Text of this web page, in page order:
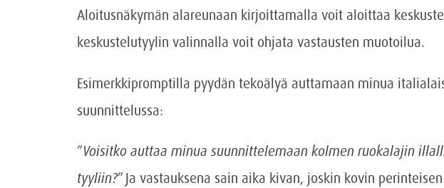
Aloitusnäkymän alareunaan kirjoittamalla voit aloittaa
keskustelutyylin valinnalla voit ohjata vastausten muotoilua.
Esimerkkipromptilla pyydän tekoälyä auttamaan minua
suunnittelussa:
”Voisitko auttaa minua suunnittelemaan kolmen ruokalajin
tyyliin?” Ja vastauksena sain aika kivan, joskin kovin